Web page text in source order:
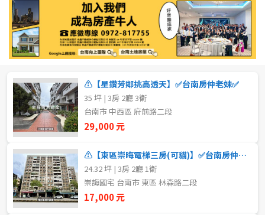
熱門關鍵字
不限
台北市
基隆市
新北市
宜蘭縣
⚠️【星鑽芳鄰挑高透天】✅台南房仲老妹✅
35 坪 | 3房 2廳 3衛
台南市 中西區 府前路二段
29,000 元
⚠️【東區崇晦電梯三房(可貓)】✅台南房仲老妹✅
24.32 坪 | 3房 2廳 1衛
崇誨國宅 台南市 東區 林森路二段
17,000 元